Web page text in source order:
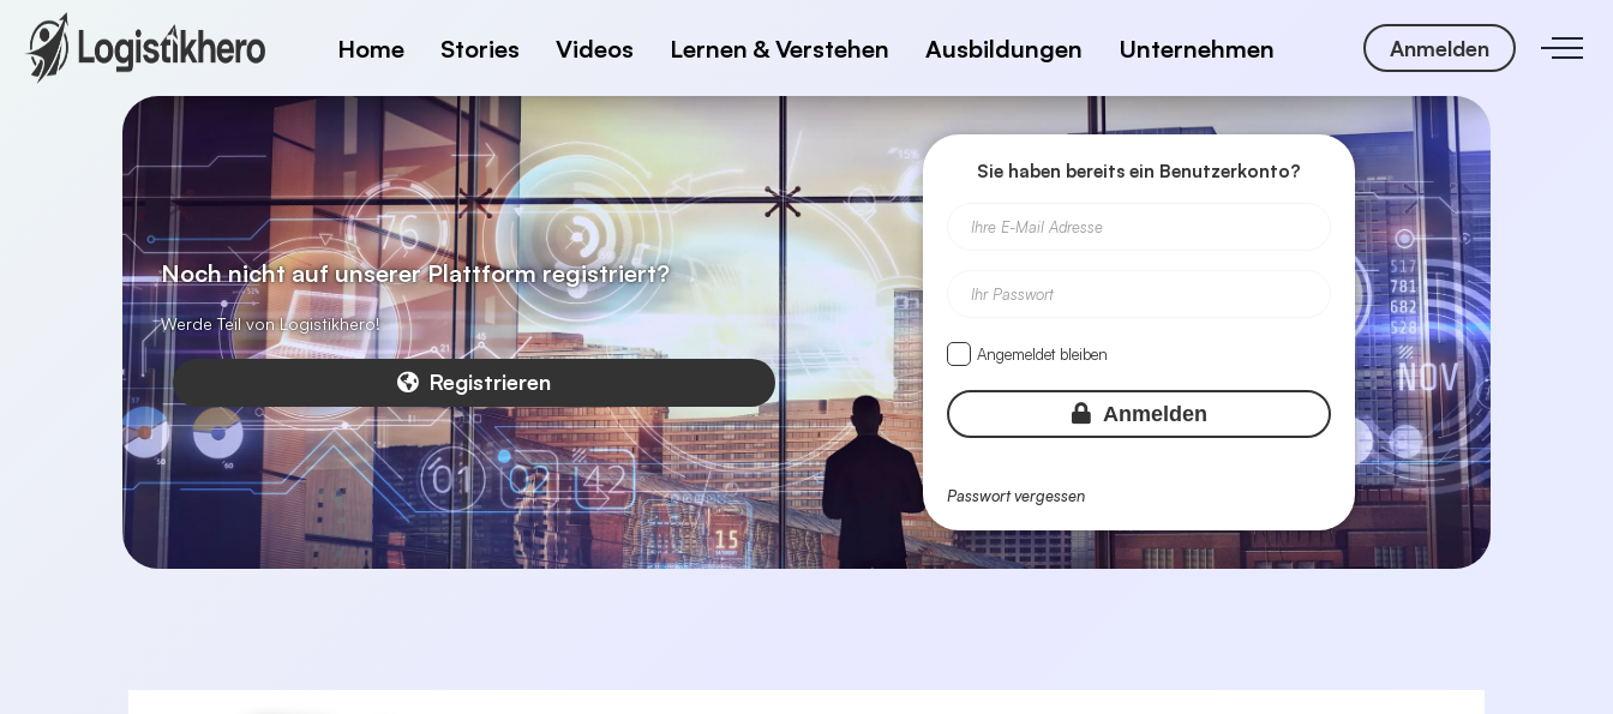
Home Stories Videos Lernen & Verstehen Ausbildungen Unternehmen Anmelden
Noch nicht auf unserer Plattform registriert?
Werde Teil von Logistikhero!
Registrieren
Sie haben bereits ein Benutzerkonto?
Ihre E-Mail Adresse
Ihr Passwort
Angemeldet bleiben
Anmelden
Passwort vergessen